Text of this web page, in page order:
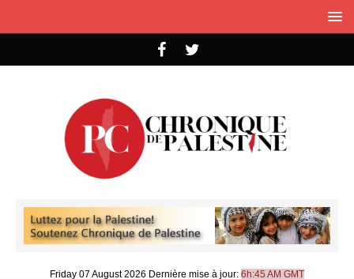
Friday 07 August 2026 Dernière mise à jour: 6h:45 AM GMT